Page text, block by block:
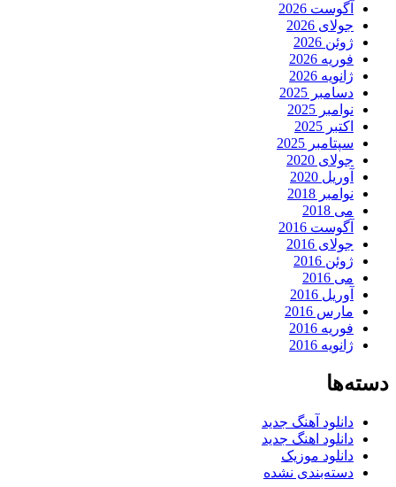
آگوست 2026
جولای 2026
ژوئن 2026
فوریه 2026
ژانویه 2026
دسامبر 2025
نوامبر 2025
اکتبر 2025
سپتامبر 2025
جولای 2020
آوریل 2020
نوامبر 2018
می 2018
آگوست 2016
جولای 2016
ژوئن 2016
می 2016
آوریل 2016
مارس 2016
فوریه 2016
ژانویه 2016
دسته‌ها
دانلود آهنگ جدید
دانلود اهنگ جدید
دانلود موزیک
دسته‌بندی نشده